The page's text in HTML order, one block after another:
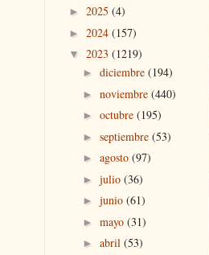
► 2025 (4)
► 2024 (157)
▼ 2023 (1219)
► diciembre (194)
► noviembre (440)
► octubre (195)
► septiembre (53)
► agosto (97)
► julio (36)
► junio (61)
► mayo (31)
► abril (53)